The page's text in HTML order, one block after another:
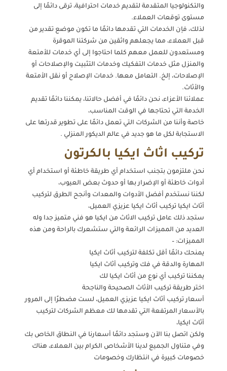
والتكنولوجيا المتقدمة لتقديم خدمات احترافية، ترقى دائمًا إلى
مستوى توقعات العملاء.
لذلك، فإن الخدمات التي تقدمها دائمًا ما تكون موضع تقدير من
قبل العملاء، مما يجعلهم واثقين من شركتنا الموقرة
ومستعدون للعمل معهم كلما احتاجوا إلى أي خدمات للأمتعة
والمنزل مثل خدمات التفكيك وخدمات التثبيت والإصلاحات أو
الإصلاحات، إلخ. التعامل معها. خدمات الإصلاح أو نقل الأمتعة
والأثاث.
عملائنا الأعزاء، نحن دائمًا في أفضل حالاتنا، يمكننا دائمًا تقديم
الخدمة التي تحتاجها في الوقت المناسب،
خاصة وأننا من الشركات التي تعمل دائمًا على تطوير قدرتها على
الاستجابة لكل ما هو جديد في عالم الديكور المنزلي .
تركيب اثاث ايكيا بالكرتون
نحن ملتزمون بتجنب استخدام أي طريقة خاطئة أو استخدام أي
أدوات خاطئة أو الإضرار بها أو حدوث بعض العيوب،
لكننا نستخدم أفضل الأدوات والمعدات وأنجح الطرق لتركيب
أثاث ايكيا تركيب أثاث ايكيا عزيزي العميل،
ستجد ذلك عامل تركيب الاثاث من ايكيا هو فني متميز جدا وله
العديد من المميزات الرائعة والتي ستشعرك بالراحة ومن هذه
المميزات: –
يمنحك دائمًا أقل تكلفة لتركيب أثاث ايكيا
المهارة والدقة في فك وتركيب أثاث ايكيا
يمكننا تركيب أي نوع من أثاث ايكيا لك
اختر طريقة تركيب الأثاث الصحيحة والناجحة
أسعار تركيب أثاث ايكيا عزيزي العميل، لست مضطرًا إلى المرور
بالأسعار المرتفعة التي تقدمها لك معظم الشركات لتركيب
أثاث ايكيا،
ولكن اتصل بنا الآن وستجد دائمًا أسعارنا في النطاق الخاص بك
وفي متناول الجميع لدينا الأشخاص الكرام بين العملاء، هناك
خصومات كبيرة في انتظارك وخصومات